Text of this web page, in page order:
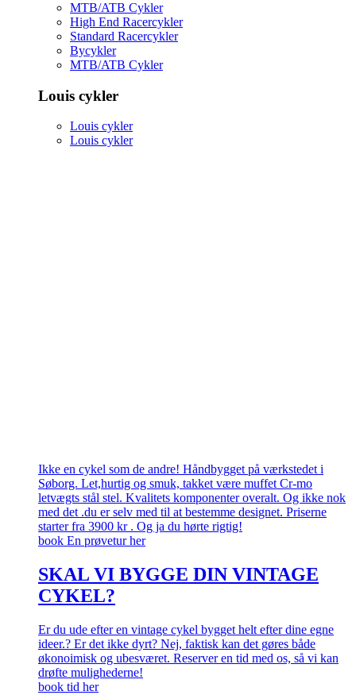
MTB/ATB Cykler
High End Racercykler
Standard Racercykler
Bycykler
MTB/ATB Cykler
Louis cykler
Louis cykler
Louis cykler
Ikke en cykel som de andre! Håndbygget på værkstedet i
Søborg. Let,hurtig og smuk, takket være muffet Cr-mo
letvægts stål stel. Kvalitets komponenter overalt. Og ikke nok
med det .du er selv med til at bestemme designet. Priserne
starter fra 3900 kr . Og ja du hørte rigtig!
book En prøvetur her
SKAL VI BYGGE DIN VINTAGE
CYKEL?
Er du ude efter en vintage cykel bygget helt efter dine egne
ideer.? Er det ikke dyrt? Nej, faktisk kan det gøres både
økonoimisk og ubesværet. Reserver en tid med os, så vi kan
drøfte mulighederne!
book tid her